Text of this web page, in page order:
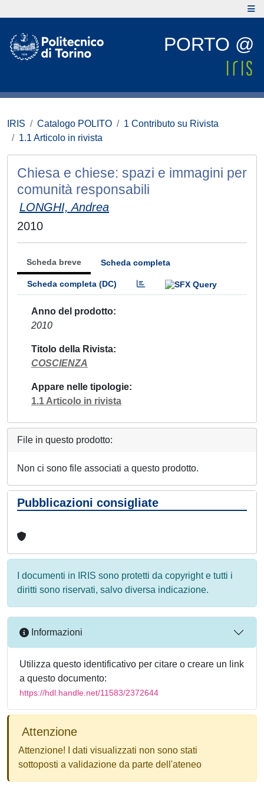
PORTO @
IRIS Catalogo POLITO
1 Contributo su Rivista
1.1 Articolo in rivista
Chiesa e chiese: spazi e immagini per
comunità responsabili
LONGHI, Andrea
2010
Scheda breve Scheda completa
Scheda completa (DC)
Anno del prodotto
2010
Titolo della Rivista
COSCIENZA
Appare nelle tipologie
1.1 Articolo in rivista
File in questo prodotto:
Non ci sono file associati a questo prodotto.
Pubblicazioni consigliate
I documenti in IRIS sono protetti da copyright e tutti i
diritti sono riservati, salvo diversa indicazione.
Informazioni
Utilizza questo identificativo per citare o creare un link
a questo documento:
https://hdl.handle.net/11583/2372644
Attenzione
Attenzione! I dati visualizzati non sono stati
sottoposti a validazione da parte dell'ateneo